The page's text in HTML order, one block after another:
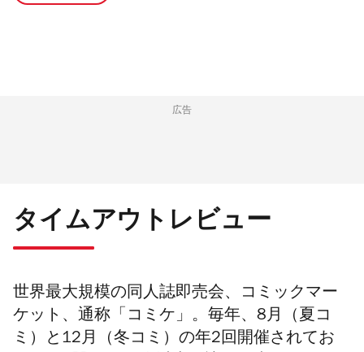
広告
タイムアウトレビュー
世界最大規模の同人誌即売会、コミックマー
ケット、通称「コミケ」。毎年、8月（夏コ
ミ）と12月（冬コミ）の年2回開催されてお